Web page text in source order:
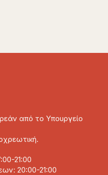
από το Υπουργείο
21:00
20:00-21:00